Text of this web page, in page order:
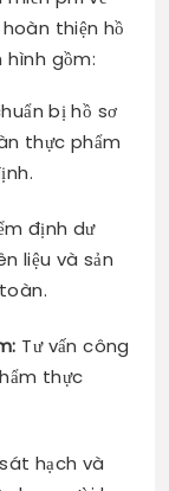
thiện hồ
hình gồm:
bị hồ sơ
thực phẩm
định dư
liệu và sản
Tư vấn công
thực
hạch và